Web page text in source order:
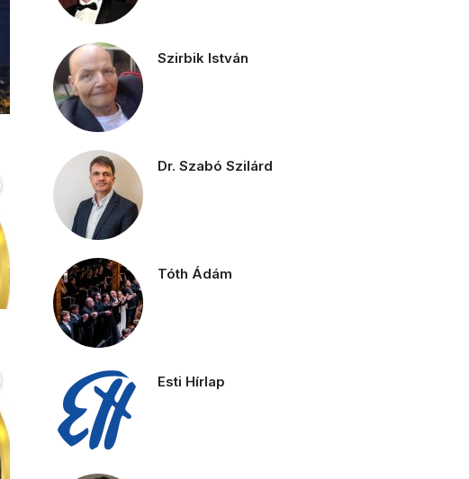
Szirbik István
Dr. Szabó Szilárd
Tóth Ádám
Esti Hírlap